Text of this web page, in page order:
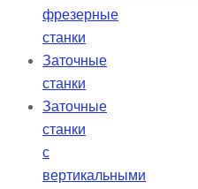
фрезерные
станки
Заточные
станки
Заточные
станки
с
вертикальными